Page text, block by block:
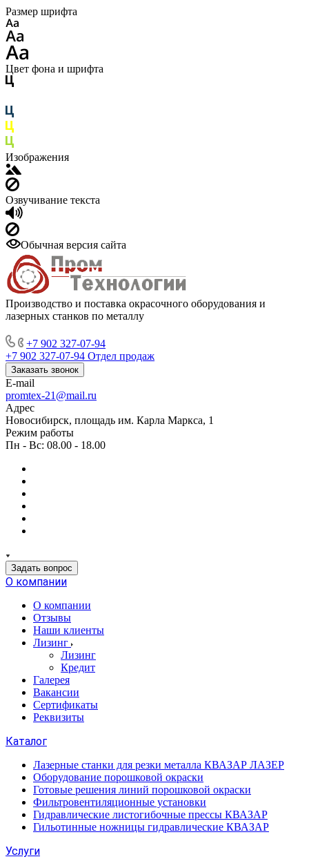
Размер шрифта
Цвет фона и шрифта
Изображения
Озвучивание текста
Обычная версия сайта
Производство и поставка окрасочного оборудования и
лазерных станков по металлу
+7 902 327-07-94
+7 902 327-07-94 Отдел продаж
Заказать звонок
E-mail
promtex-21@mail.ru
Адрес
Новосибирск, площадь им. Карла Маркса, 1
Режим работы
Пн - Вс: 08.00 - 18.00
Задать вопрос
О компании
О компании
Отзывы
Наши клиенты
Лизинг
Лизинг
Кредит
Галерея
Вакансии
Сертификаты
Реквизиты
Каталог
Лазерные станки для резки металла КВАЗАР ЛАЗЕР
Оборудование порошковой окраски
Готовые решения линий порошковой окраски
Фильтровентиляционные установки
Гидравлические листогибочные прессы КВАЗАР
Гильотинные ножницы гидравлические КВАЗАР
Услуги